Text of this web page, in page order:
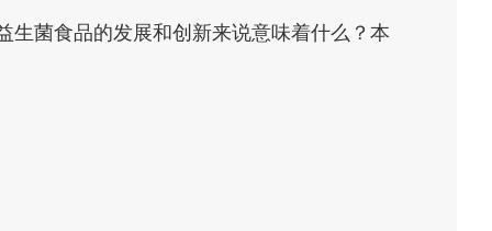
生菌食品的发展和创新来说意味着什么？本